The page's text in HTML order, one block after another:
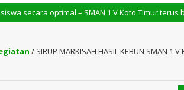
V Koto Timur terus berinovasi dalam
/ SIRUP MARKISAH HASIL KEBUN SMAN 1 V